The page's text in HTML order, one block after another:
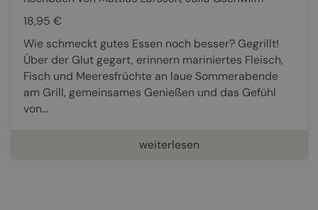
18,95 €
Wie schmeckt gutes Essen noch besser? Gegrillt!
Über der Glut gegart, erinnern mariniertes Fleisch,
Fisch und Meeresfrüchte an laue Sommerabende
am Grill, gemeinsames Genießen und das Gefühl
von...
weiterlesen